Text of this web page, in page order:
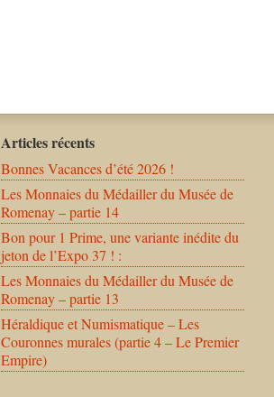
Articles récents
Bonnes Vacances d’été 2026 !
Les Monnaies du Médailler du Musée de
Romenay – partie 14
Bon pour 1 Prime, une variante inédite du
jeton de l’Expo 37 ! :
Les Monnaies du Médailler du Musée de
Romenay – partie 13
Héraldique et Numismatique – Les
Couronnes murales (partie 4 – Le Premier
Empire)